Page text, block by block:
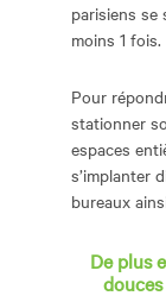
parisiens se
moins 1 fois.
Pour
stationner
espaces
s’implanter
bureaux
De plus
douces